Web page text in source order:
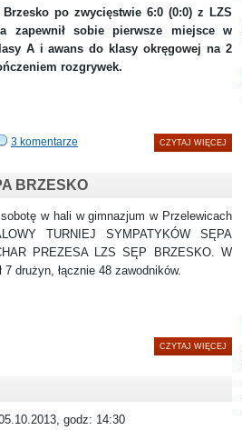
po zwycięstwie 6:0 (0:0) z LZS
zapewnił sobie pierwsze miejsce w
A i awans do klasy okręgowej na 2
rozgrywek.
3 komentarze CZYTAJ WIĘCEJ
BRZESKO
w hali w gimnazjum w Przelewicach
TURNIEJ SYMPATYKÓW SĘPA
PREZESA LZS SĘP BRZESKO. W
7 drużyn, łącznie 48 zawodników.
CZYTAJ WIĘCEJ
godz: 14:30